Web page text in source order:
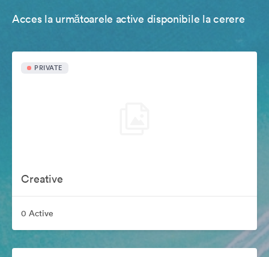
Acces la următoarele active disponibile la cerere
PRIVATE
Creative
0 Active